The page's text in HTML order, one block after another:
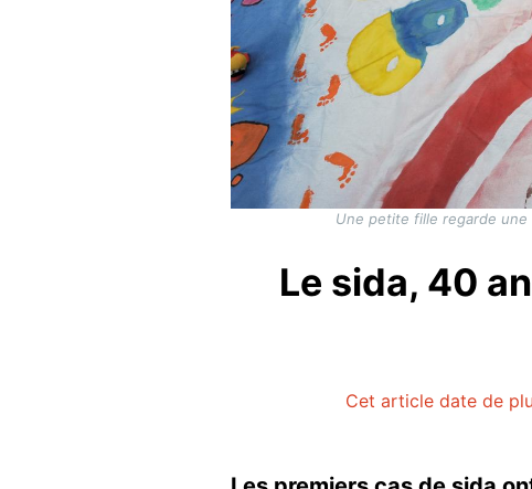
Une petite fille regarde une
Le sida, 40
Cet article date de